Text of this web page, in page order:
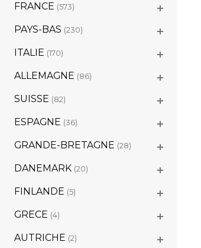
FRANCE (573)
PAYS-BAS (230)
ITALIE (170)
ALLEMAGNE (86)
SUISSE (82)
ESPAGNE (36)
GRANDE-BRETAGNE (28)
DANEMARK (20)
FINLANDE (5)
GRECE (4)
AUTRICHE (2)